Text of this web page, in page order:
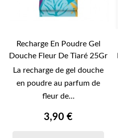
Recharge En Poudre Gel
Douche Fleur De Tiaré 25Gr
-Pimpant-
La recharge de gel douche
en poudre au parfum de
fleur de...
3,90 €